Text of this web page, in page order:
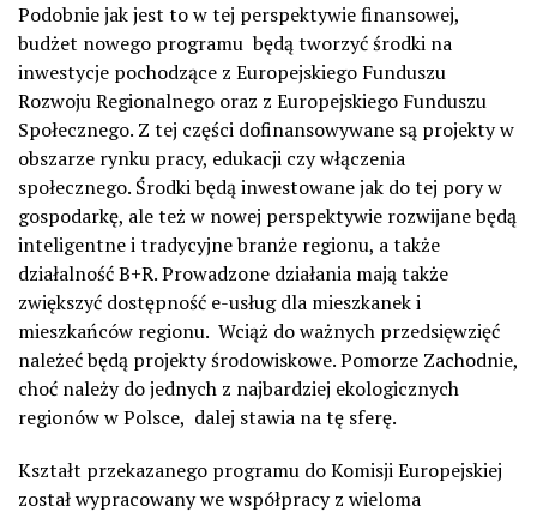
Podobnie jak jest to w tej perspektywie finansowej,
budżet nowego programu będą tworzyć środki na
inwestycje pochodzące z Europejskiego Funduszu
Rozwoju Regionalnego oraz z Europejskiego Funduszu
Społecznego. Z tej części dofinansowywane są projekty w
obszarze rynku pracy, edukacji czy włączenia
społecznego. Środki będą inwestowane jak do tej pory w
gospodarkę, ale też w nowej perspektywie rozwijane będą
inteligentne i tradycyjne branże regionu, a także
działalność B+R. Prowadzone działania mają także
zwiększyć dostępność e-usług dla mieszkanek i
mieszkańców regionu. Wciąż do ważnych przedsięwzięć
należeć będą projekty środowiskowe. Pomorze Zachodnie,
choć należy do jednych z najbardziej ekologicznych
regionów w Polsce, dalej stawia na tę sferę.
Kształt przekazanego programu do Komisji Europejskiej
został wypracowany we współpracy z wieloma